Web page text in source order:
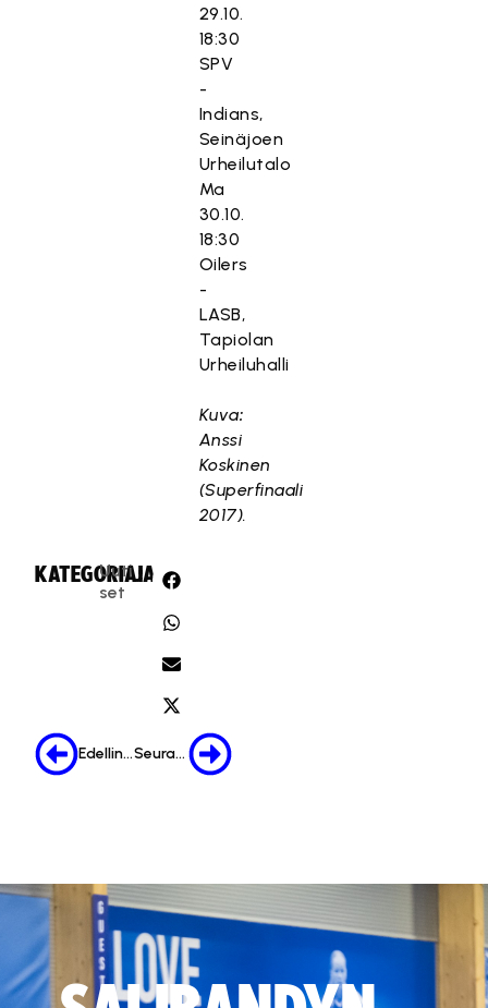
29.10.
18:30
SPV
-
Indians,
Seinäjoen
Urheilutalo
Ma
30.10.
18:30
Oilers
-
LASB,
Tapiolan
Urheiluhalli
Kuva:
Anssi
Koskinen
(Superfinaali
2017).
KATEGORIA:
Uuti
set
JAA:
Edellinen Seuraava